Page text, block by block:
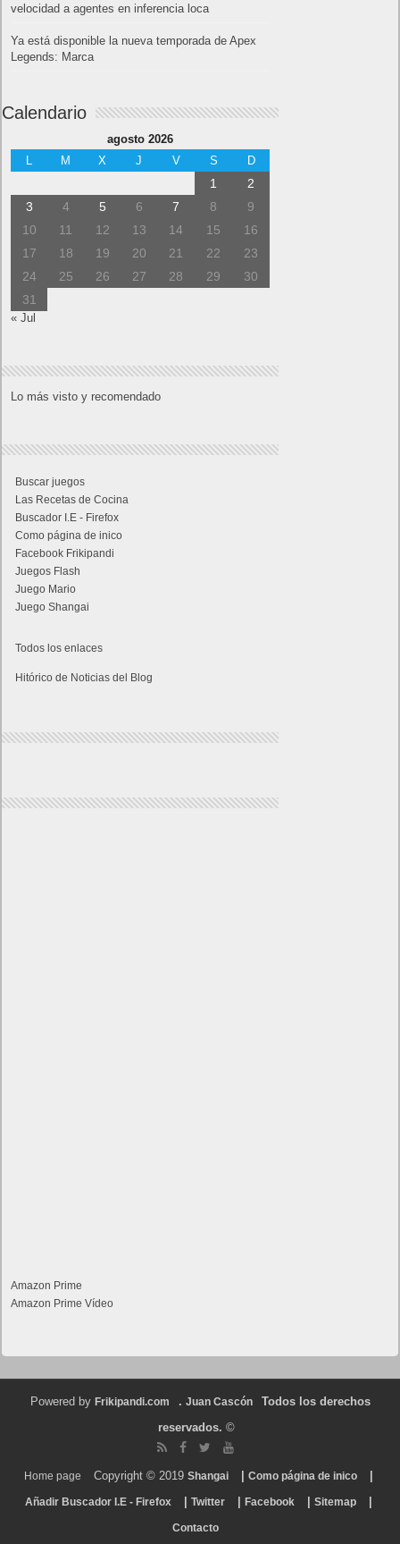
velocidad a agentes en inferencia loca
Ya está disponible la nueva temporada de Apex
Legends: Marca
Calendario
agosto 2026
L
M X J V S D
1
2
3
4 5 6 7 8
9
10
11 12 13 14 15
16
17
18 19 20 21 22
23
24
25 26 27 28 29
30
31
« Jul
Lo más visto y recomendado
Buscar juegos
Las Recetas de Cocina
Buscador I.E - Firefox
Como página de inico
Facebook Frikipandi
Juegos Flash
Juego Mario
Juego Shangai
Todos los enlaces
Hitórico de Noticias del Blog
Amazon Prime
Amazon Prime Vídeo
Powered by Frikipandi.com . Juan Cascón
Todos los derechos
reservados. ©
Home page Copyright © 2019 Shangai | Como página de inico |
Añadir Buscador I.E - Firefox | Twitter | Facebook | Sitemap |
Contacto